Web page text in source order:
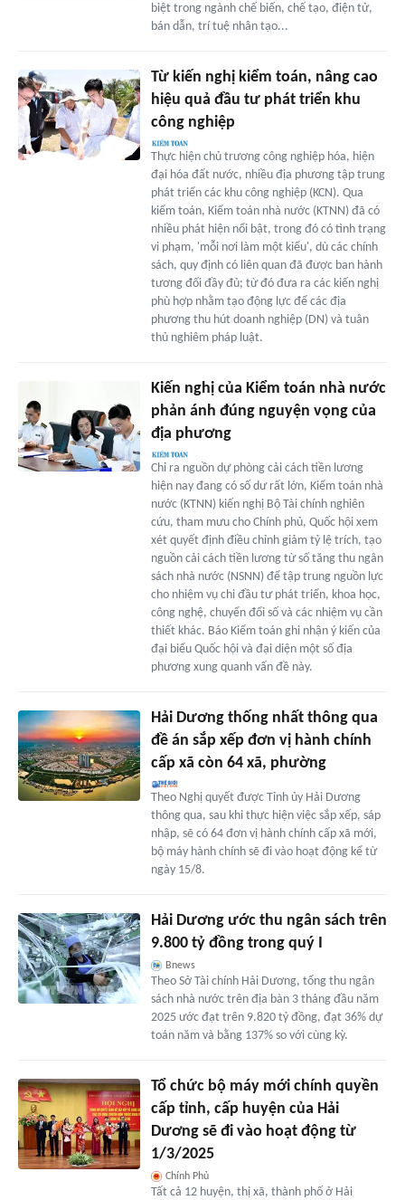
biệt trong ngành chế biến, chế tạo, điện tử,
bán dẫn, trí tuệ nhân tạo...
Từ kiến nghị kiểm toán, nâng cao
hiệu quả đầu tư phát triển khu
công nghiệp
Thực hiện chủ trương công nghiệp hóa, hiện
đại hóa đất nước, nhiều địa phương tập trung
phát triển các khu công nghiệp (KCN). Qua
kiểm toán, Kiểm toán nhà nước (KTNN) đã có
nhiều phát hiện nổi bật, trong đó có tình trạng
vi phạm, 'mỗi nơi làm một kiểu', dù các chính
sách, quy định có liên quan đã được ban hành
tương đối đầy đủ; từ đó đưa ra các kiến nghị
phù hợp nhằm tạo động lực để các địa
phương thu hút doanh nghiệp (DN) và tuân
thủ nghiêm pháp luật.
Kiến nghị của Kiểm toán nhà nước
phản ánh đúng nguyện vọng của
địa phương
Chỉ ra nguồn dự phòng cải cách tiền lương
hiện nay đang có số dư rất lớn, Kiểm toán nhà
nước (KTNN) kiến nghị Bộ Tài chính nghiên
cứu, tham mưu cho Chính phủ, Quốc hội xem
xét quyết định điều chỉnh giảm tỷ lệ trích, tạo
nguồn cải cách tiền lương từ số tăng thu ngân
sách nhà nước (NSNN) để tập trung nguồn lực
cho nhiệm vụ chi đầu tư phát triển, khoa học,
công nghệ, chuyển đổi số và các nhiệm vụ cần
thiết khác. Báo Kiểm toán ghi nhận ý kiến của
đại biểu Quốc hội và đại diện một số địa
phương xung quanh vấn đề này.
Hải Dương thống nhất thông qua
đề án sắp xếp đơn vị hành chính
cấp xã còn 64 xã, phường
Theo Nghị quyết được Tỉnh ủy Hải Dương
thông qua, sau khi thực hiện việc sắp xếp, sáp
nhập, sẽ có 64 đơn vị hành chính cấp xã mới,
bộ máy hành chính sẽ đi vào hoạt động kể từ
ngày 15/8.
Hải Dương ước thu ngân sách trên
9.800 tỷ đồng trong quý I
Bnews
Theo Sở Tài chính Hải Dương, tổng thu ngân
sách nhà nước trên địa bàn 3 tháng đầu năm
2025 ước đạt trên 9.820 tỷ đồng, đạt 36% dự
toán năm và bằng 137% so với cùng kỳ.
Tổ chức bộ máy mới chính quyền
cấp tỉnh, cấp huyện của Hải
Dương sẽ đi vào hoạt động từ
1/3/2025
Chính Phủ
Tất cả 12 huyện, thị xã, thành phố ở Hải